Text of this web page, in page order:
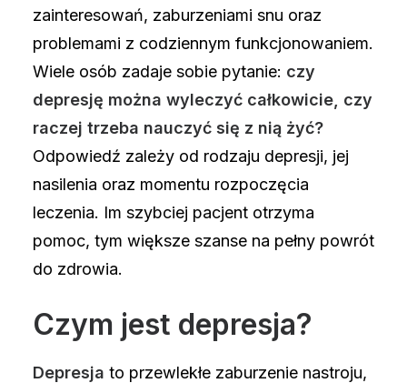
zainteresowań, zaburzeniami snu oraz
problemami z codziennym funkcjonowaniem.
Wiele osób zadaje sobie pytanie: czy
depresję można wyleczyć całkowicie, czy
raczej trzeba nauczyć się z nią żyć?
Odpowiedź zależy od rodzaju depresji, jej
nasilenia oraz momentu rozpoczęcia
leczenia. Im szybciej pacjent otrzyma
pomoc, tym większe szanse na pełny powrót
do zdrowia.
Czym jest depresja?
Depresja to przewlekłe zaburzenie nastroju,